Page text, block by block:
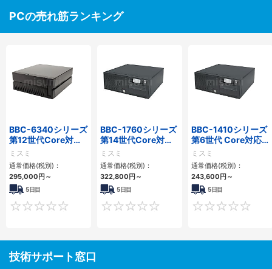
PCの売れ筋ランキング
BBC-6340シリーズ
第12世代Core対応
小型フロアマウント
PC2PCI/2PCIe
ミスミ
通常価格(税別)：
295,000円～
5日目
0
BBC-1760シリーズ
第14世代Core対応
小型フロアマウント
3PCIe
ミスミ
通常価格(税別)：
322,800円～
5日目
0
BBC-1410シリーズ
第6世代 Core対応フ
ロアマウントFAPC
3PCI・3PCIe
ミスミ
通常価格(税別)：
243,600円～
5日目
技術サポート窓口